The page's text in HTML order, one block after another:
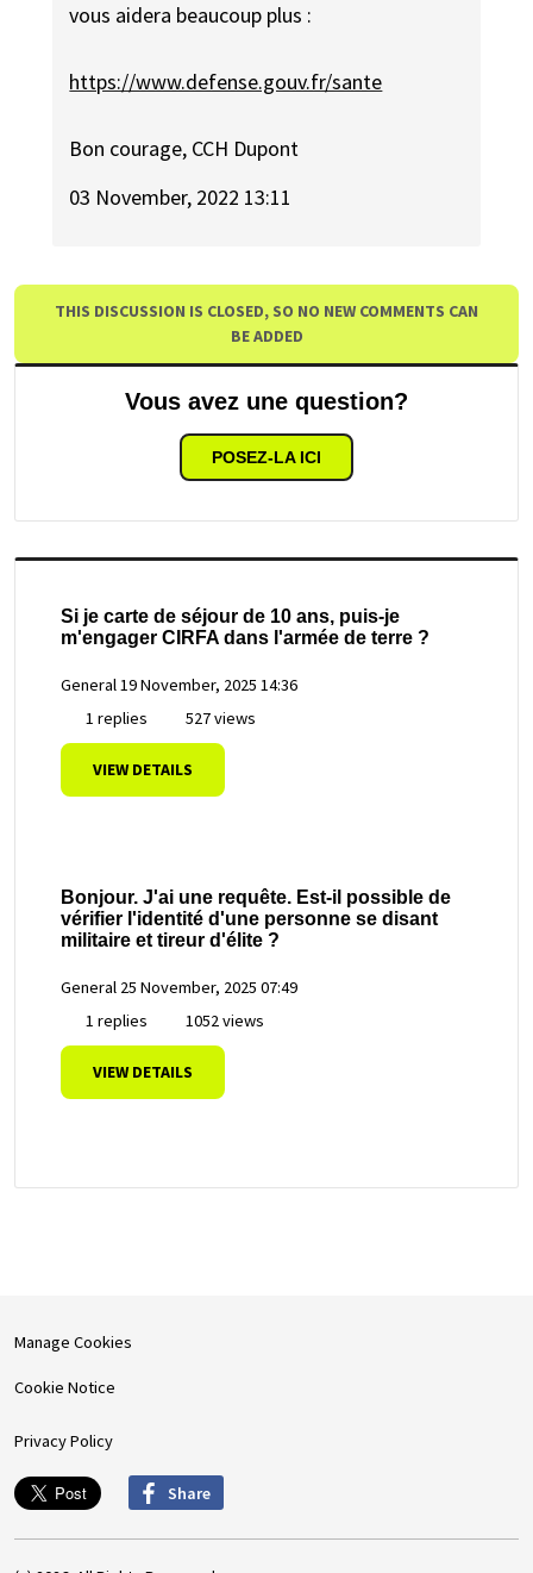
vous aidera beaucoup plus :
https://www.defense.gouv.fr/sante
Bon courage, CCH Dupont
03 November, 2022 13:11
THIS DISCUSSION IS CLOSED, SO NO NEW COMMENTS CAN
BE ADDED
Vous avez une question?
POSEZ-LA ICI
Si je carte de séjour de 10 ans, puis-je
m'engager CIRFA dans l'armée de terre ?
General19 November, 2025 14:36
1 replies
527 views
VIEW DETAILS
Bonjour. J'ai une requête. Est-il possible de
vérifier l'identité d'une personne se disant
militaire et tireur d'élite ?
General 25 November, 2025 07:49
1 replies
1052 views
VIEW DETAILS
Manage Cookies
Cookie Notice
Privacy Policy
Share